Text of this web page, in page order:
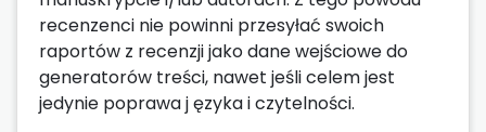
recenzenci nie powinni przesyłać swoich
raportów z recenzji jako dane wejściowe do
generatorów treści, nawet jeśli celem jest
jedynie poprawa j ęzyka i czytelności.